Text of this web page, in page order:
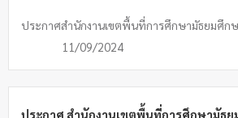
ประกาศสำนักงานเขตพื้นที่การศึกษามัธยมศึก
11/09/2024
ประกาศ สำนักงานเขตพื้นที่การศึกษามัธย